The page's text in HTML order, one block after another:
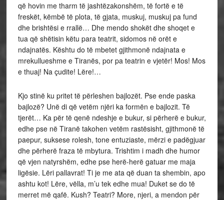
që hovin me tharm të jashtëzakonshëm, të fortë e të
freskët, këmbë të plota, të gjata, muskuj, muskuj pa fund
dhe brishtësi e rrallë… Dhe mendo shokët dhe shoqet e
tua që shëtisin këtu para teatrit, sidomos në orët e
ndajnatës. Kështu do të mbetet gjithmonë ndajnata e
mrekullueshme e Tiranës, por pa teatrin e vjetër! Mos! Mos
e thuaj! Na çudite! Lëre!…
Kjo stinë ku pritet të përleshen bajlozët. Pse ende paska
bajlozë? Unë di që vetëm njëri ka formën e bajlozit. Të
tjerët… Ka për të qenë ndeshje e bukur, si përherë e bukur,
edhe pse në Tiranë takohen vetëm rastësisht, gjithmonë të
paepur, suksese rolesh, tone entuziaste, mërzi e padëgjuar
dhe përherë fraza të mbytura. Trishtim i madh dhe humor
që vjen natyrshëm, edhe pse herë-herë gatuar me maja
ligësie. Lëri pallavrat! Ti je me ata që duan ta shembin, apo
ashtu kot! Lëre, vëlla, m’u tek edhe mua! Duket se do të
merret më qafë. Kush? Teatri? More, njeri, a mendon për